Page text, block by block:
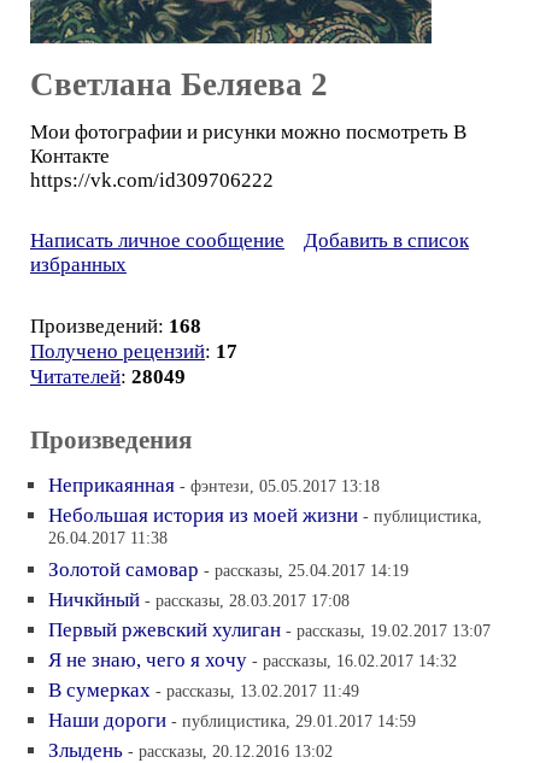
Светлана Беляева 2
Мои фотографии и рисунки можно посмотреть В
Контакте
https://vk.com/id309706222
Написать личное сообщение
Добавить в список
избранных
Произведений: 168
Получено рецензий: 17
Читателей: 28049
Произведения
Неприкаянная - фэнтези, 05.05.2017 13:18
Небольшая история из моей жизни - публицистика,
26.04.2017 11:38
Золотой самовар - рассказы, 25.04.2017 14:19
Ничкйный - рассказы, 28.03.2017 17:08
Первый ржевский хулиган - рассказы, 19.02.2017 13:07
Я не знаю, чего я хочу - рассказы, 16.02.2017 14:32
В сумерках - рассказы, 13.02.2017 11:49
Наши дороги - публицистика, 29.01.2017 14:59
Злыдень - рассказы, 20.12.2016 13:02